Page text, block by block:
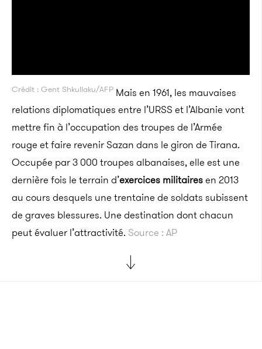
Crédit : Gent Shkullaku/AFP Mais en 1961, les mauvaises
relations diplomatiques entre l’URSS et l’Albanie vont
mettre fin à l’occupation des troupes de l’Armée
rouge et faire revenir Sazan dans le giron de Tirana.
Occupée par 3 000 troupes albanaises, elle est une
dernière fois le terrain d’exercices militairesen 2013
au cours desquels une trentaine de soldats subissent
de graves blessures. Une destination dont chacun
peut évaluer l’attractivité. Source : AP